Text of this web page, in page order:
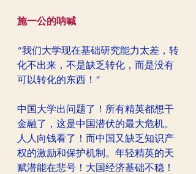
施一公的呐喊
“我们大学现在基础研究能力太差，转
化不出来，不是缺乏转化，而是没有
可以转化的东西！”
中国大学出问题了！所有精英都想干
金融了，这是中国潜伏的最大危机。
人人向钱看了！而中国又缺乏知识产
权的激励和保护机制。年轻精英的天
赋潜能在悲号！大国经济基础不稳！